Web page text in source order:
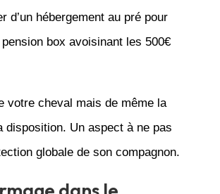
hébergement au pré pour
box avoisinant les 500€
votre cheval mais de même la
Un aspect à ne pas
globale de son compagnon.